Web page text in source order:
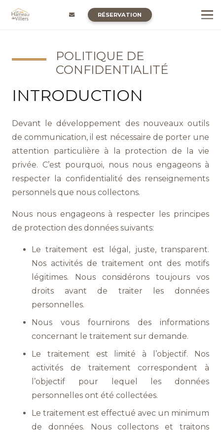
RÉSERVATION
POLITIQUE DE
CONFIDENTIALITÉ
INTRODUCTION
Devant le développement des nouveaux outils
de communication, il est nécessaire de porter une
attention particulière à la protection de la vie
privée. C’est pourquoi, nous nous engageons à
respecter la confidentialité des renseignements
personnels que nous collectons.
Nous nous engageons à respecter les principes
de protection des données suivants:
Le traitement est légal, juste, transparent.
Nos activités de traitement ont des motifs
légitimes. Nous considérons toujours vos
droits avant de traiter les données
personnelles.
Nous vous fournirons des informations
concernant le traitement sur demande.
Le traitement est limité à l’objectif. Nos
activités de traitement correspondent à
l’objectif pour lequel les données
personnelles ont été collectées.
Le traitement est effectué avec un minimum
de données. Nous collectons et traitons